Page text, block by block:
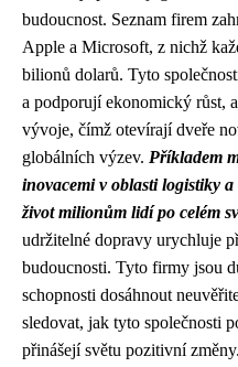
budoucnost. Seznam firem
Apple a Microsoft, z nichž
bilionů dolarů. Tyto
a podporují ekonomický růst,
vývoje, čímž otevírají dveře
globálních výzev. Příkladem
inovacemi v oblasti logistiky
život milionům lidí po celém
udržitelné dopravy urychluje
budoucnosti. Tyto firmy jsou
schopnosti dosáhnout
sledovat, jak tyto společnosti
přinášejí světu pozitivní změny.